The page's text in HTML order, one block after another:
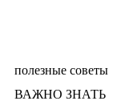
полезные советы
ВАЖНО ЗНАТЬ